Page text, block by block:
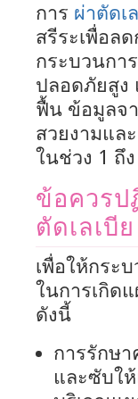
การ ผ่าตัดเ
สรีระเพื่อล
กระบวนกา
ปลอดภัยสูง
ฟื้น ข้อมูลจ
สวยงามแล
ในช่วง 1 ถึ
ข้อควรป
ตัดเลเบีย
เพื่อให้กระ
ในการเกิด
ดังนี้
การรักษ
และซับใ